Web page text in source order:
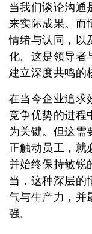
当我们谈论沟通
来实际成果。而
情绪与认同，以
化。这是领导者
建立深度共鸣的
在当今企业追求
竞争优势的进程
为关键。但这
正触动员工，就
并始终保持敏锐
当，这种深层的
气与生产力，并
强。